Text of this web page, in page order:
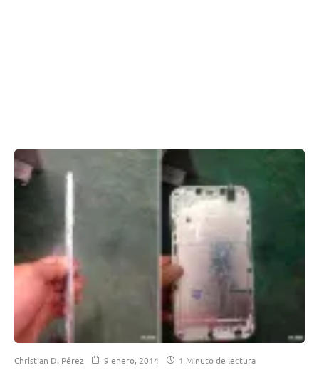
Christian D. Pérez 9 enero, 2014 1 Minuto de lectura